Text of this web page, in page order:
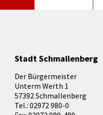
Stadt Schmallenberg
Der Bürgermeister
Unterm Werth 1
57392 Schmallenberg
Tel.: 02972 980-0